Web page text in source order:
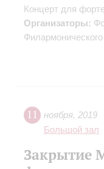
Концерт для
Организаторы:
11 ноября, 2019
Большой зал
Закрытие